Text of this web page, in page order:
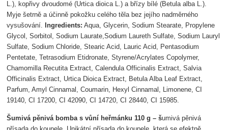
L.), kopřivy dvoudomé (Urtica dioica L.) a břízy bílé (Betula alba L.).
Myje šetrně a účinně pokožku celého těla bez jejího nadměrného
vysušování.
Ingredients: Aqua, Glycerin, Sodium Stearate, Propylene
Glycol, Sorbitol, Sodium Laurate,Sodium Laureth Sulfate, Sodium Lauryl
Sulfate, Sodium Chloride, Stearic Acid, Lauric Acid, Pentasodium
Pentetate, Tetrasodium Etidronate, Styrene/Acrylates Copolymer,
Chamomilla Recutita Extract, Calendula Officinalis Extract, Salvia
Officinalis Extract, Urtica Dioica Extract, Betula Alba Leaf Extract,
Parfum, Amyl Cinnamal, Coumarin, Hexyl Cinnamal, Limonene, CI
19140, CI 17200, CI 42090, CI 14720, CI 28440, CI 15985.
Šumivá pěnivá bomba s vůní heřmánku 110 g – šumivá pěnivá